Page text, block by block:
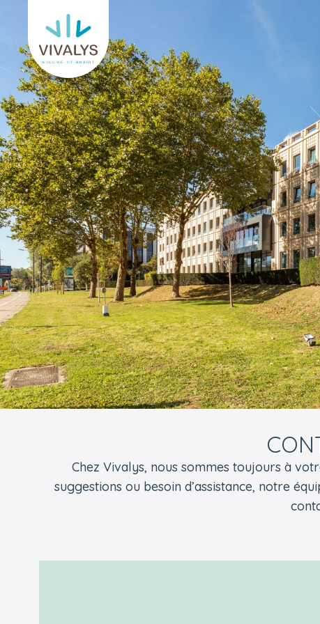
Retourner à l'accueil de Vivalys
Chez Vivalys, nous sommes toujours à
suggestions ou besoin d’assistance, notre